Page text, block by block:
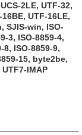
2LE, UTF-32,
UTF-16LE,
SJIS-win, ISO-
3, ISO-8859-4,
8, ISO-8859-9,
15, byte2be,
IMAP